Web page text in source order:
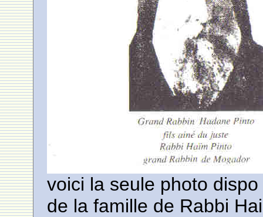
voici la seule photo
de la famille de Rabbi